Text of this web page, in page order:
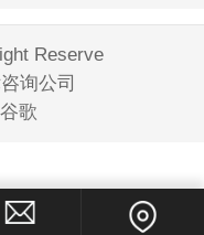
Reserve
询公司
谷歌